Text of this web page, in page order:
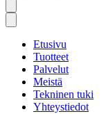
Etusivu
Tuotteet
Palvelut
Meistä
Tekninen tuki
Yhteystiedot